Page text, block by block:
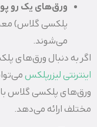
ورق‌های یک رو
پلکسی گلاس)
می‌شوند.
اگر به دنبال ورق‌های
اینترنتی لیزرپلکس
ورق‌های پلکسی گلاس
مختلف ارائه می‌دهد.